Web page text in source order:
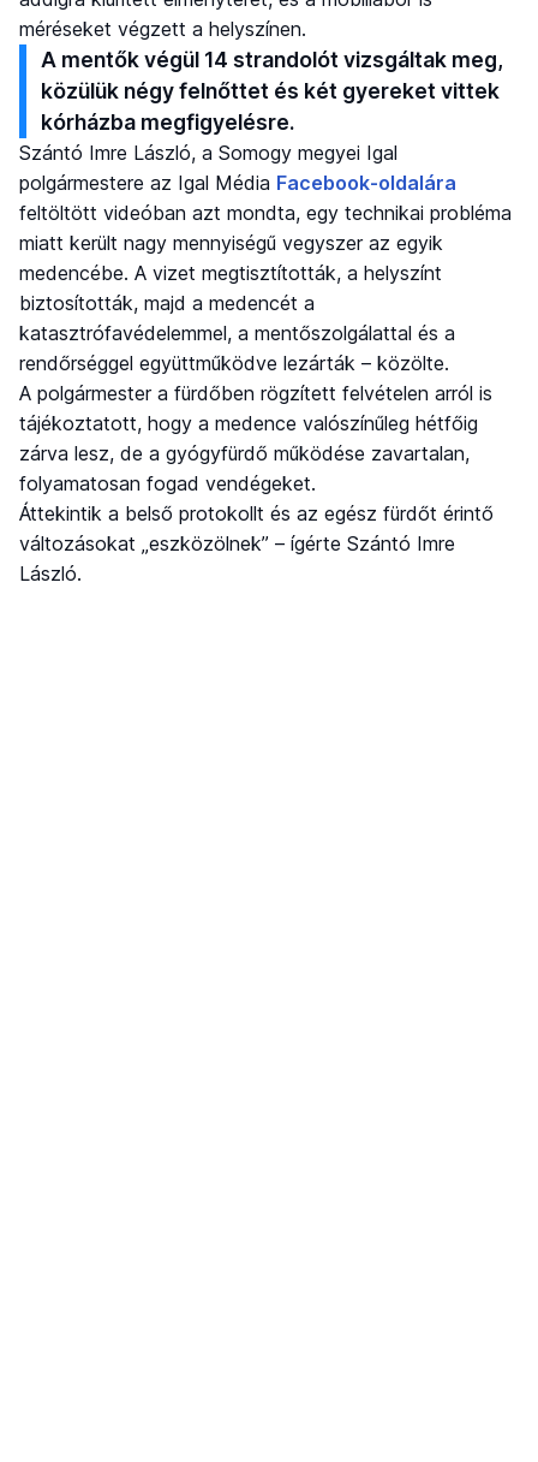
méréseket végzett a helyszínen.
A mentők végül 14 strandolót vizsgáltak meg,
közülük négy felnőttet és két gyereket vittek
kórházba megfigyelésre.
Szántó Imre László, a Somogy megyei Igal
polgármestere az Igal Média Facebook-oldalára
feltöltött videóban azt mondta, egy technikai probléma
miatt került nagy mennyiségű vegyszer az egyik
medencébe. A vizet megtisztították, a helyszínt
biztosították, majd a medencét a
katasztrófavédelemmel, a mentőszolgálattal és a
rendőrséggel együttműködve lezárták – közölte.
A polgármester a fürdőben rögzített felvételen arról is
tájékoztatott, hogy a medence valószínűleg hétfőig
zárva lesz, de a gyógyfürdő működése zavartalan,
folyamatosan fogad vendégeket.
Áttekintik a belső protokollt és az egész fürdőt érintő
változásokat „eszközölnek” – ígérte Szántó Imre
László.